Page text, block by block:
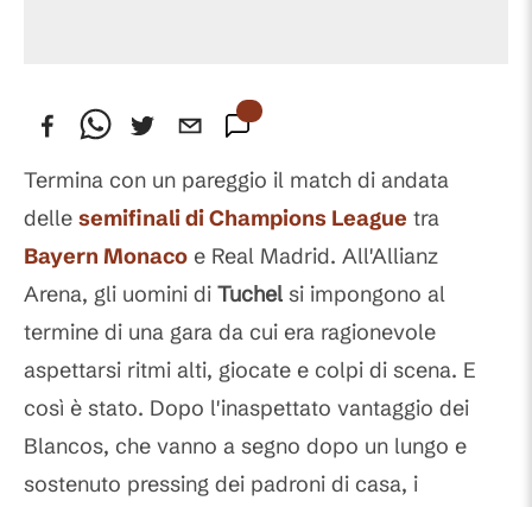
Termina con un pareggio il match di andata
delle semifinali di Champions League tra
Bayern Monaco e Real Madrid. All'Allianz
Arena, gli uomini di Tuchel si impongono al
termine di una gara da cui era ragionevole
aspettarsi ritmi alti, giocate e colpi di scena. E
così è stato. Dopo l'inaspettato vantaggio dei
Blancos, che vanno a segno dopo un lungo e
sostenuto pressing dei padroni di casa, i